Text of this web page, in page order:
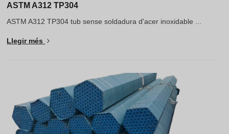
ASTM A312 TP304
ASTM A312 TP304 tub sense soldadura d'acer inoxidable ...
Llegir més